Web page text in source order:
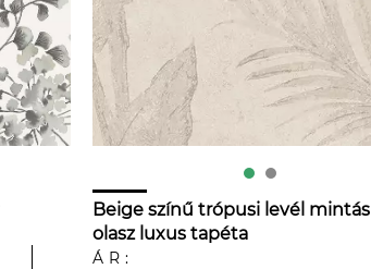
Beige színű trópusi levél mintás
olasz luxus tapéta
ÁR: